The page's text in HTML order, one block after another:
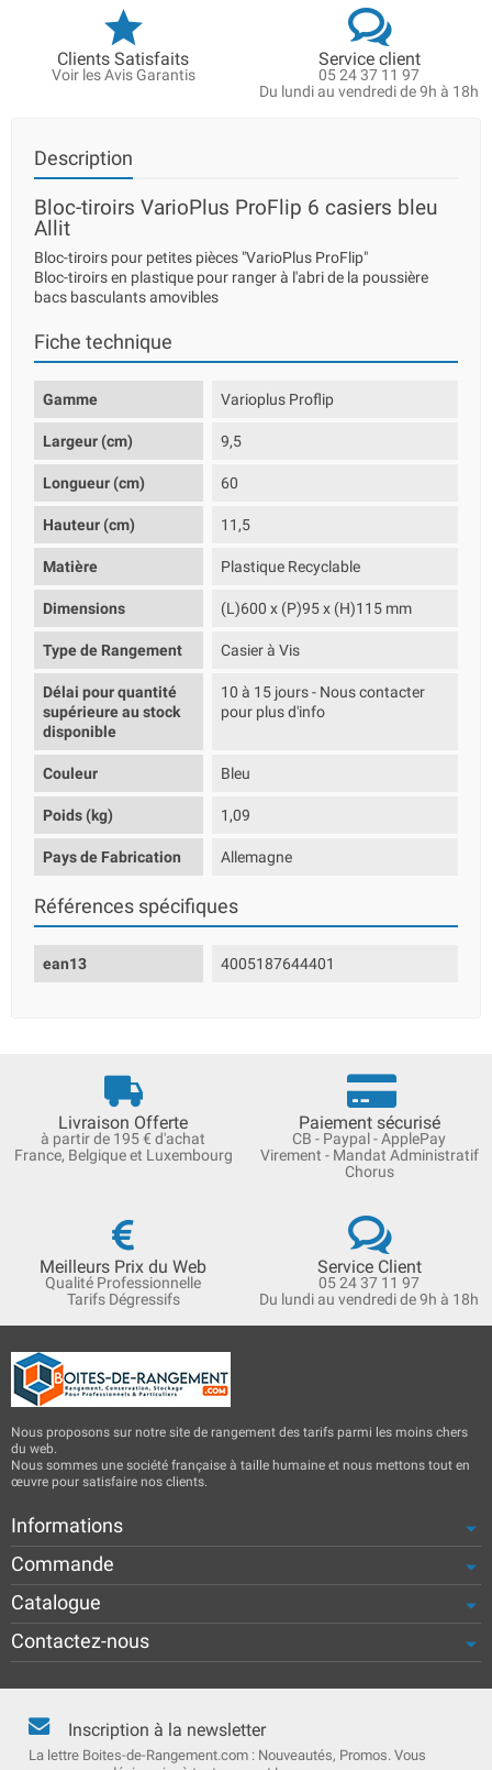
Clients Satisfaits
Voir les Avis Garantis
Service client
05 24 37 11 97
Du lundi au vendredi de 9h à 18h
Description
Bloc-tiroirs VarioPlus ProFlip 6 casiers bleu
Allit
Bloc-tiroirs pour petites pièces "VarioPlus ProFlip"
Bloc-tiroirs en plastique pour ranger à l'abri de la poussière
bacs basculants amovibles
Fiche technique
Gamme Varioplus Proflip
Largeur (cm) 9,5
Longueur (cm) 60
Hauteur (cm) 11,5
Matière Plastique Recyclable
Dimensions (L)600 x (P)95 x (H)115 mm
Type de Rangement Casier à Vis
Délai pour quantité
supérieure au stock
disponible
10 à 15 jours - Nous contacter
pour plus d'info
Couleur Bleu
Poids (kg) 1,09
Pays de Fabrication Allemagne
Références spécifiques
ean13 4005187644401
Livraison Offerte
à partir de 195 € d'achat
France, Belgique et Luxembourg
Paiement sécurisé
CB - Paypal - ApplePay
Virement - Mandat Administratif
Chorus
Meilleurs Prix du Web
Qualité Professionnelle
Tarifs Dégressifs
Service Client
05 24 37 11 97
Du lundi au vendredi de 9h à 18h
Nous proposons sur notre site de rangement des tarifs parmi les moins chers
du web.
Nous sommes une société française à taille humaine et nous mettons tout en
œuvre pour satisfaire nos clients.
Informations
Commande
Catalogue
Contactez-nous
Inscription à la newsletter
La lettre Boites-de-Rangement.com : Nouveautés, Promos. Vous